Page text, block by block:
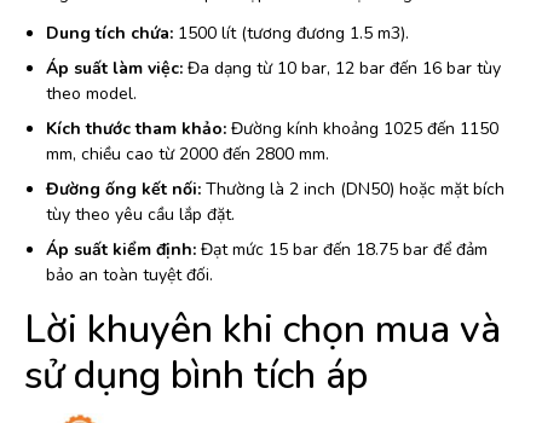
Dung tích chứa: 1500 lít (tương đương 1.5 m3).
Áp suất làm việc: Đa dạng từ 10 bar, 12 bar đến 16 bar tùy
theo model.
Kích thước tham khảo: Đường kính khoảng 1025 đến 1150
mm, chiều cao từ 2000 đến 2800 mm.
Đường ống kết nối: Thường là 2 inch (DN50) hoặc mặt bích
tùy theo yêu cầu lắp đặt.
Áp suất kiểm định: Đạt mức 15 bar đến 18.75 bar để đảm
bảo an toàn tuyệt đối.
Lời khuyên khi chọn mua và
sử dụng bình tích áp